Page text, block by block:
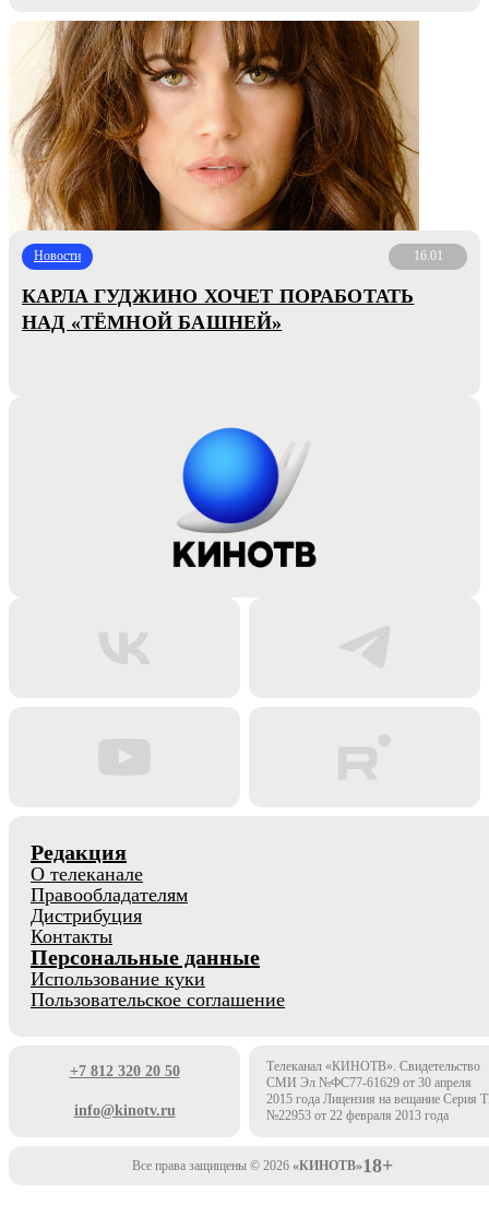
Новости 16.01
КАРЛА ГУДЖИНО ХОЧЕТ ПОРАБОТАТЬ
НАД «ТЁМНОЙ БАШНЕЙ»
Редакция
О телеканале
Правообладателям
Дистрибуция
Контакты
Персональные данные
Использование куки
Пользовательское соглашение
+7 812 320 20 50
info@kinotv.ru
Телеканал «КИНОТВ». Свидетельство
СМИ Эл №ФС77-61629 от 30 апреля
2015 года Лицензия на вещание Серия
№22953 от 22 февраля 2013 года
Все права защищены © 2026 «КИНОТВ»18+